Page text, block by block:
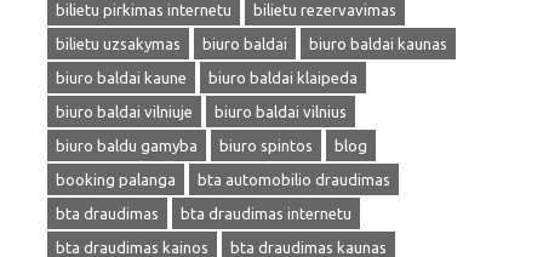
bilietu pirkimas internetu
bilietu rezervavimas
bilietu uzsakymas
biuro baldai
biuro baldai kaunas
biuro baldai kaune
biuro baldai klaipeda
biuro baldai vilniuje
biuro baldai vilnius
biuro baldu gamyba
biuro spintos
blog
booking palanga
bta automobilio draudimas
bta draudimas
bta draudimas internetu
bta draudimas kainos
bta draudimas kaunas